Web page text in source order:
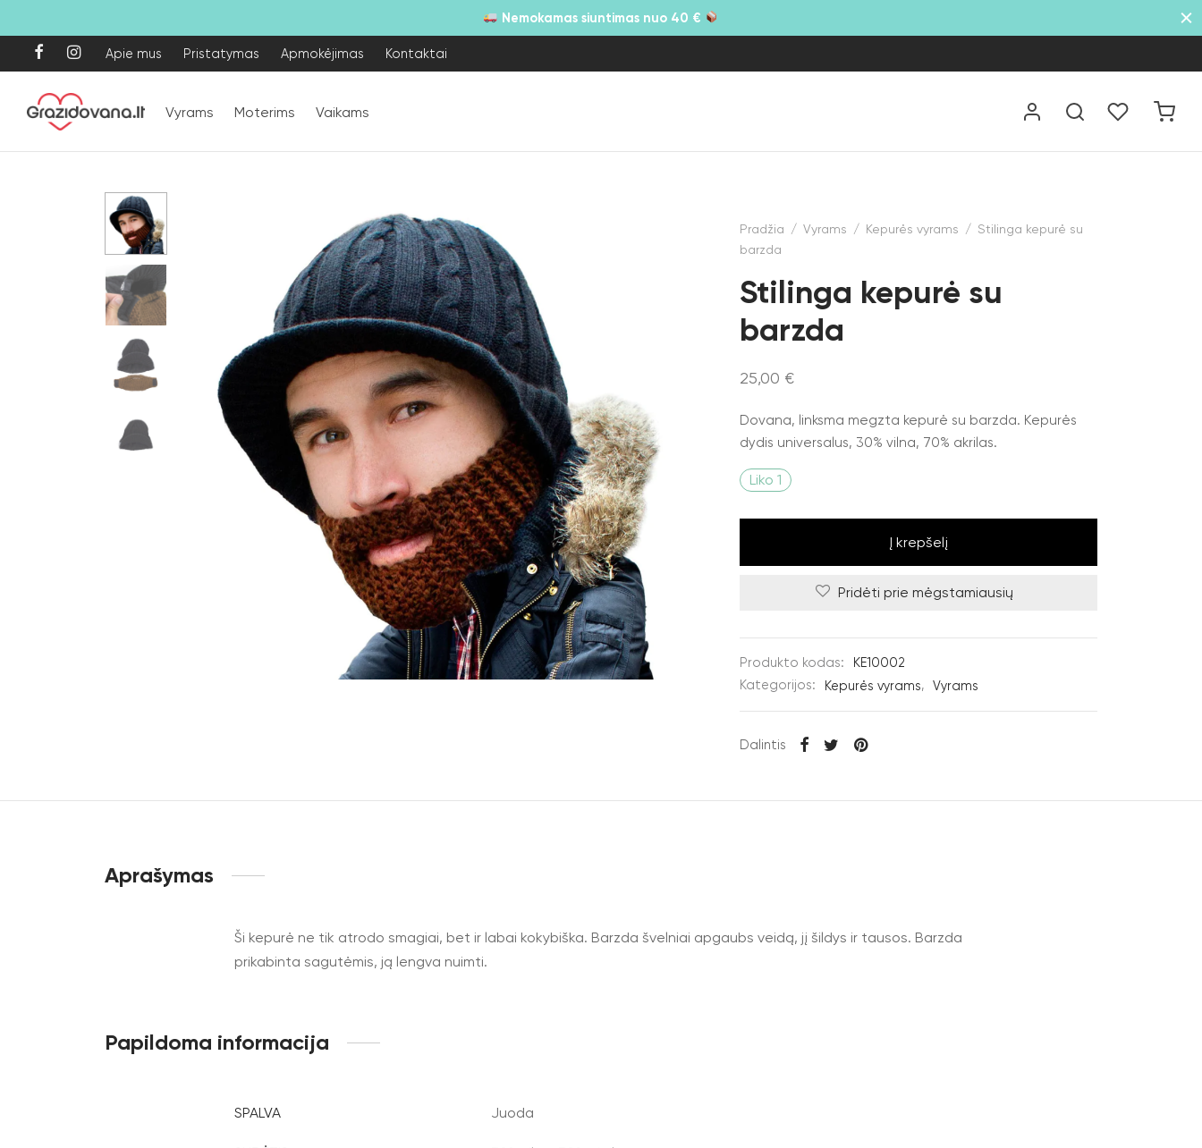
Nemokamas siuntimas nuo 40 €
Apie mus Pristatymas Apmokėjimas Kontaktai
Vyrams Moterims Vaikams
Pradžia / Vyrams / Kepurės vyrams / Stilinga kepurė su
barzda
Stilinga kepurė su
barzda
25,00 €
Dovana, linksma megzta kepurė su barzda. Kepurės
dydis universalus, 30% vilna, 70% akrilas.
Liko 1
Į krepšelį
Pridėti prie mėgstamiausių
Produkto kodas:
KE10002
Kategorijos:
Kepurės vyrams, Vyrams
Dalintis
Aprašymas
Ši kepurė ne tik atrodo smagiai, bet ir labai kokybiška. Barzda švelniai apgaubs veidą, jį šildys ir tausos. Barzda
prikabinta sagutėmis, ją lengva nuimti.
Papildoma informacija
SPALVA Juoda